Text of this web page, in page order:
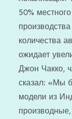
50%
количества
ожидает
Джон Чакко,
сказал: «Мы
модели из